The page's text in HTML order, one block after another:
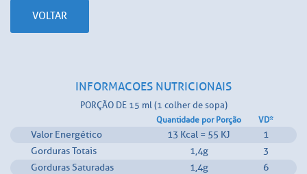
VOLTAR
INFORMACOES NUTRICIONAIS
PORÇÃO DE 15 ml (1 colher de sopa)
Quantidade por Porção VD*
Valor Energético 13 Kcal = 55 KJ
1
Gorduras Totais
1,4g
3
Gorduras Saturadas
1,4g
6